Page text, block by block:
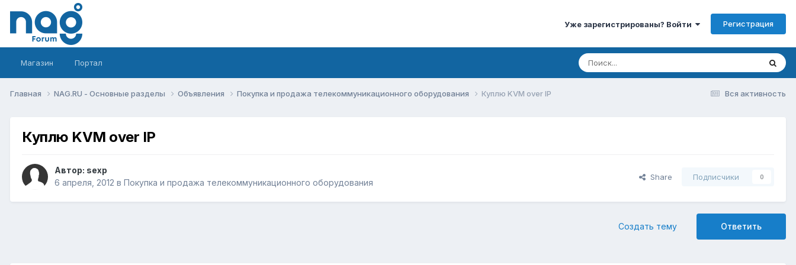
Уже зарегистрированы? Войти Регистрация
Магазин Портал
Вся активность
Главная NAG.RU - Основные разделы Объявления Покупка и продажа телекоммуникационного оборудования Куплю KVM over IP
Куплю KVM over IP
Автор: sexp
6 апреля, 2012 в Покупка и продажа телекоммуникационного оборудования
Share Подписчики 0
Ответить
Создать тему